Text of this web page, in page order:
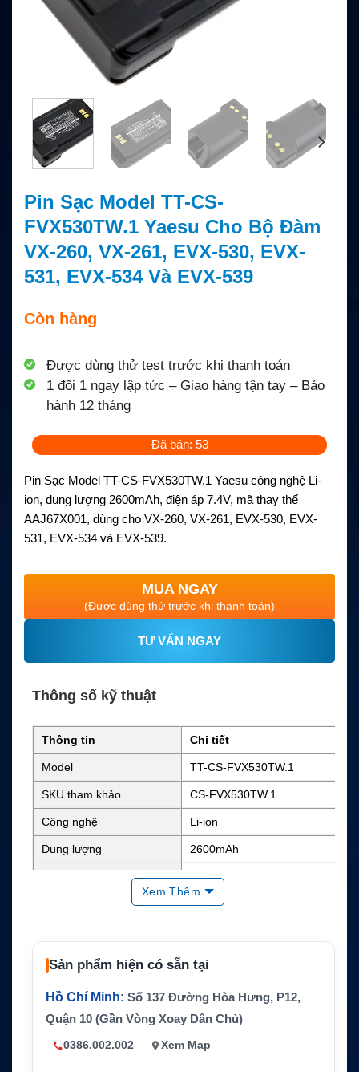
Pin Sạc Model TT-CS-
FVX530TW.1 Yaesu Cho Bộ Đàm
VX-260, VX-261, EVX-530, EVX-
531, EVX-534 Và EVX-539
Còn hàng
Được dùng thử test trước khi thanh toán
1 đổi 1 ngay lập tức – Giao hàng tận tay – Bảo
hành 12 tháng
Đã bán: 53
Pin Sạc Model TT-CS-FVX530TW.1 Yaesu công nghệ Li-
ion, dung lượng 2600mAh, điện áp 7.4V, mã thay thế
AAJ67X001, dùng cho VX-260, VX-261, EVX-530, EVX-
531, EVX-534 và EVX-539.
MUA NGAY
(Được dùng thử trước khi thanh toán)
TƯ VẤN NGAY
Thông số kỹ thuật
Thông tin Chi tiết
Model TT-CS-FVX530TW.1
SKU tham khảo CS-FVX530TW.1
Công nghệ Li-ion
Dung lượng 2600mAh
Điện áp danh định 7.4V
Khoảng 19.24Wh
Trọng lượng 0.7 lb
Mã pin thay thế AAJ67X001
Thiết bị tương thích
Yaesu VX-260, VX-261, EVX
-530, EVX-531, EVX-534 và
Xem Thêm
Sản phẩm hiện có sẵn tại
Hồ Chí Minh: Số 137 Đường Hòa Hưng, P12,
Quận 10 (Gần Vòng Xoay Dân Chủ)
0386.002.002 Xem Map